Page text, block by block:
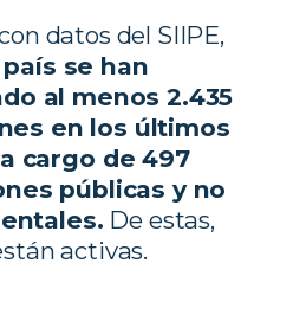
datos del SIIPE,
se han
al menos 2.435
en los últimos
cargo de 497
públicas y no
De estas,
activas.